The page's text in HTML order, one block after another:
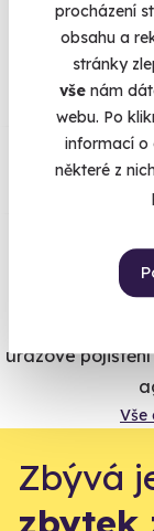
procházení
obsahu a
stránky
vše nám
webu. Po
informací o
některé z
Co
Vše
úrazové
Vše
Zbývá